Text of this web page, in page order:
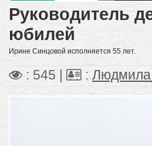
Руководитель
юбилей
Ирине Синцовой исполняется 55 лет.
: 545 | :